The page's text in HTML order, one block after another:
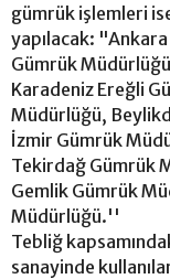
gümrük işlemleri
yapılacak:
Gümrük
Karadeniz Ereğli
Müdürlüğü,
İzmir Gümrük
Tekirdağ Gümrük
Gemlik Gümrük
Müdürlüğü.''
Tebliğ
sanayinde